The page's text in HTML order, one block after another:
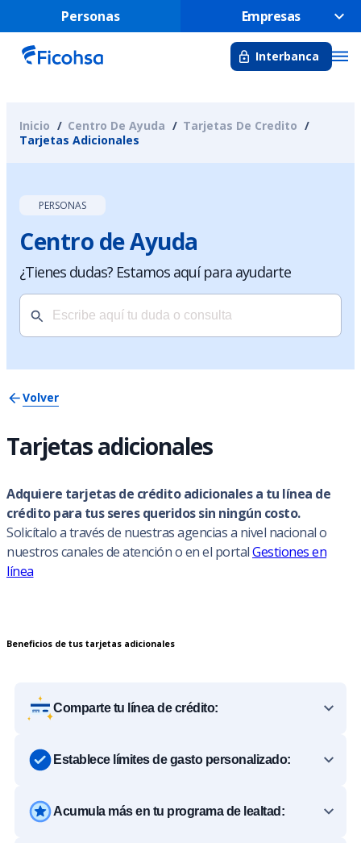
Personas Empresas
Interbanca
Inicio Centro De Ayuda
Tarjetas De Credito
Tarjetas Adicionales
PERSONAS
Centro de Ayuda
¿Tienes dudas? Estamos aquí para ayudarte
Volver
Tarjetas adicionales
Adquiere tarjetas de crédito adicionales a tu línea de
crédito para tus seres queridos sin ningún costo.
Solicítalo a través de nuestras agencias a nivel nacional o
nuestros canales de atención o en el portalGestiones en
línea
Beneficios de tus tarjetas adicionales
Comparte tu línea de crédito:
Establece límites de gasto personalizado:
Acumula más en tu programa de lealtad: